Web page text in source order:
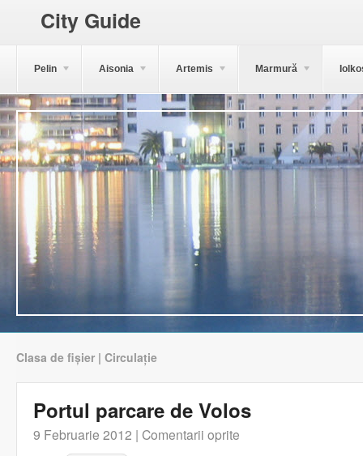
City Guide
Pelin Aisonia Artemis Marmură
Clasa de fișier | Circulație
Portul parcare de Volos
9 Februarie 2012 | Comentarii oprite